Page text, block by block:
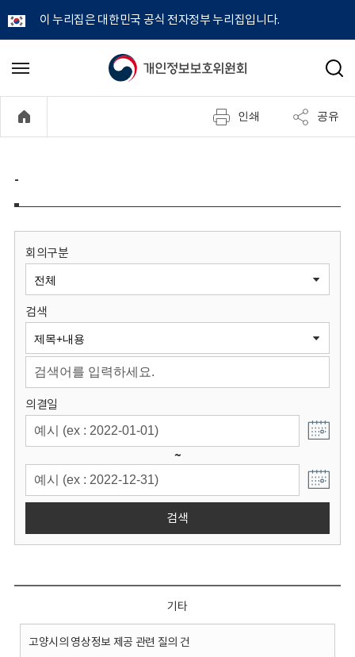
이 누리집은 대한민국 공식 전자정부 누리집입니다.
개
정
보
원
회
메
기
검
인쇄 공유
-
회의구분
검색
의결일
~
검색
기타
고양시의 영상정보 제공 관련 질의 건